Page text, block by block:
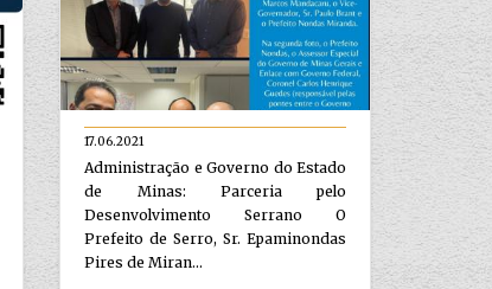
17.06.2021
Administração e Governo do Estado
de Minas: Parceria pelo
Desenvolvimento Serrano O
Prefeito de Serro, Sr. Epaminondas
Pires de Miran...